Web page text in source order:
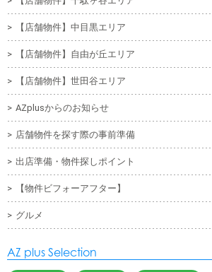
【店舗物件】中目黒エリア
【店舗物件】自由が丘エリア
【店舗物件】世田谷エリア
AZplusからのお知らせ
店舗物件を探す際の事前準備
出店準備・物件探しポイント
【物件ビフォーアフター】
グルメ
AZ plus Selection